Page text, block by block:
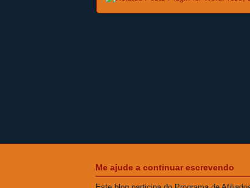
Me ajude a continuar escrevendo